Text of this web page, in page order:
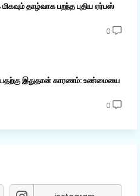
தாழ்வாக பறந்த புதிய ஏர்பஸ்
0
இதுதான் காரணம்: உண்மையை
0